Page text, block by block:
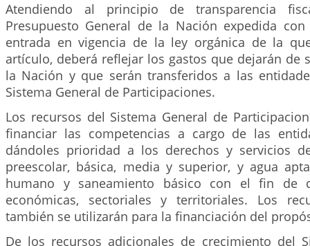
Atendiendo al principio de transparencia
Presupuesto General de la Nación expedida
entrada en vigencia de la ley orgánica de la
artículo, deberá reflejar los gastos que dejarán de
la Nación y que serán transferidos a las
Sistema General de Participaciones.
Los recursos del Sistema General de
financiar las competencias a cargo de las
dándoles prioridad a los derechos y servicios
preescolar, básica, media y superior, y agua
humano y saneamiento básico con el fin de
económicas, sectoriales y territoriales. Los
también se utilizarán para la financiación del
De los recursos adicionales de crecimiento del